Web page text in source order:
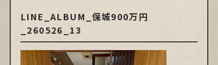
LINE_ALBUM_保城900万円
_260526_13